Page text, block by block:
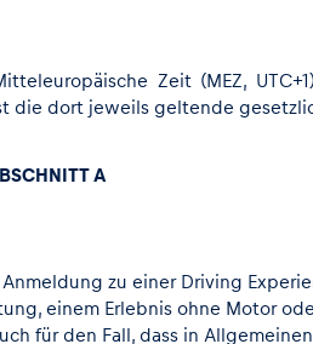
Zeit (MEZ,
die dort jeweils geltende
A
zu einer Driving
einem Erlebnis ohne Motor
für den Fall, dass in